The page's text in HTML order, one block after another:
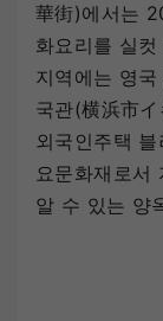
華街)에서는
화요리를 실
지역에는 영
국관(横浜市
외국인주택
요문화재로서
알 수 있는 양